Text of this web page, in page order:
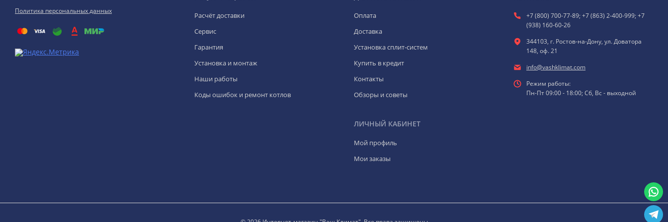
Политика персональных данных
Расчёт доставки
Сервис
Гарантия
Установка и монтаж
Наши работы
Коды ошибок и ремонт котлов
Оплата
Доставка
Установка сплит-систем
Купить в кредит
Контакты
Обзоры и советы
ЛИЧНЫЙ КАБИНЕТ
Мой профиль
Мои заказы
+7 (800) 700-77-89; +7 (863) 2-400-999; +7
(938) 160-60-26
344103, г. Ростов-на-Дону, ул. Доватора
148, оф. 21
info@vashklimat.com
Режим работы:
Пн-Пт 09:00 - 18:00; Сб, Вс - выходной